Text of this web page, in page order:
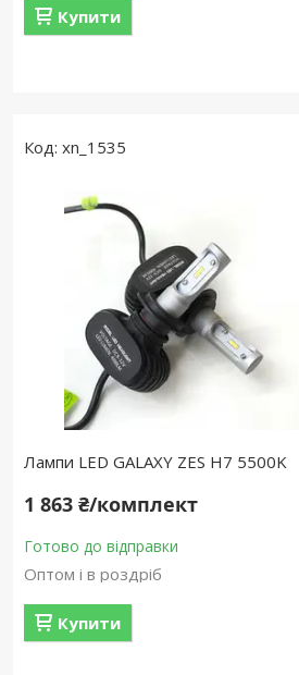
Купити
xn_1535
Лампи LED GALAXY ZES H7 5500K
1 863 ₴/комплект
Готово до відправки
Оптом і в роздріб
Купити